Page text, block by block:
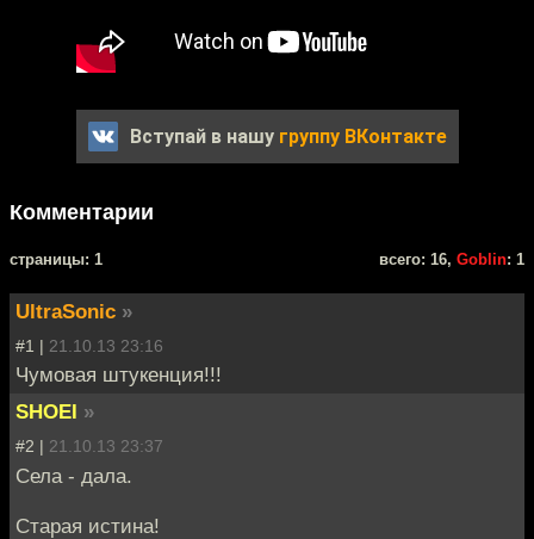
Вступай в нашу группу ВКонтакте
Комментарии
cтраницы: 1 всего: 16, Goblin: 1
UltraSonic »
#1 | 21.10.13 23:16
Чумовая штукенция!!!
SHOEI »
#2 | 21.10.13 23:37
Села - дала.
Старая истина!